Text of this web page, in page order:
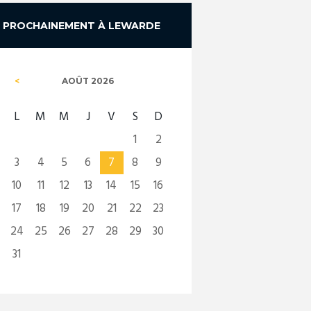
PROCHAINEMENT À LEWARDE
AOÛT 2026
L M M J V S
D
1
2
3
4 5 6 7 8
9
10
11 12 13 14 15
16
17
18 19 20 21 22
23
24
25 26 27 28 29
30
31